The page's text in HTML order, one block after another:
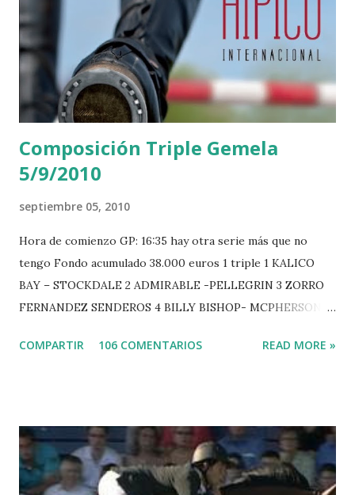
Composición Triple Gemela
5/9/2010
septiembre 05, 2010
Hora de comienzo GP: 16:35 hay otra serie más que no
tengo Fondo acumulado 38.000 euros 1 triple 1 KALICO
BAY – STOCKDALE 2 ADMIRABLE -PELLEGRIN 3 ZORRO
FERNANDEZ SENDEROS 4 BILLY BISHOP- MCPHERSON 5
-EPAILLARD 7 GIG AMAI M WHITAKER 8 SILVANA DU
POWER - MILLAR 5 ARMANIE -VOORN 6 QUERLYBET
HERO -LEJAUNE 7 MO CHROI - O’BRIEN 8 CARMENA Z -
BREEN 9 JALLA DE GAVIERE -RAMZY AL DUHAMI 10
COMPARTIR 106 COMENTARIOS READ MORE »